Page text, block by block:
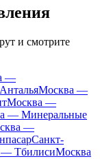
и смотрите
—
Москва —
Москва —
— Минеральные
—
Санкт-
ТбилисиМосква